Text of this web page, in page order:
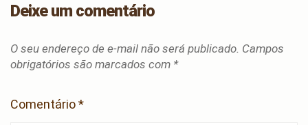
Deixe um comentário
O seu endereço de e-mail não será publicado. Campos
obrigatórios são marcados com *
Comentário*